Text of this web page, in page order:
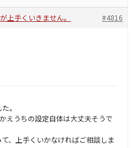
上手くいきません。 #4816
。
えうちの設定自体は大丈夫そうで
、上手くいかなければご相談しま